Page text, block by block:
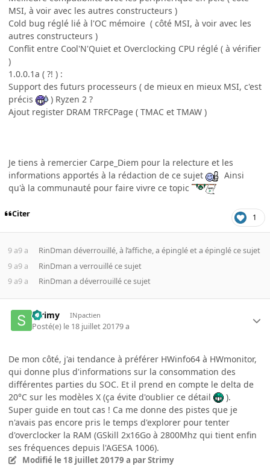
MSI, à voir avec les autres constructeurs )
Cold bug réglé lié à l'OC mémoire ( côté MSI, à voir avec les
autres constructeurs )
Conflit entre Cool'N'Quiet et Overclocking CPU réglé ( à vérifier
)
1.0.0.1a ( ?! ) :
Support des futurs processeurs ( de mieux en mieux MSI, c'est
précis
) Ryzen 2 ?
Ajout register DRAM TRFCPage ( TMAC et TMAW )
Je tiens à remercier Carpe_Diem pour la relecture et les
informations apportés à la rédaction de ce sujet
Ainsi
qu'à la communauté pour faire vivre ce topic
Citer 1
9 a9 a RinDman déverrouillé, à l’affiche, a épinglé et a épinglé ce sujet
9 a9 a RinDman a verrouillé ce sujet
9 a9 a RinDman a déverrouillé ce sujet
Strimy INpactien
Posté(e) le 18 juillet 20179 a
De mon côté, j'ai tendance à préférer HWinfo64 à HWmonitor,
qui donne plus d'informations sur la consommation des
différentes parties du SOC. Et il prend en compte le delta de
20°C sur les modèles X (ça évite d'oublier ce détail
).
Super guide en tout cas ! Ca me donne des pistes que je
n'avais pas encore pris le temps d'explorer pour tenter
d'overclocker la RAM (GSkill 2x16Go à 2800Mhz qui tient enfin
ses fréquences depuis l'AGESA 1006).
Modifié le 18 juillet 20179 a par Strimy